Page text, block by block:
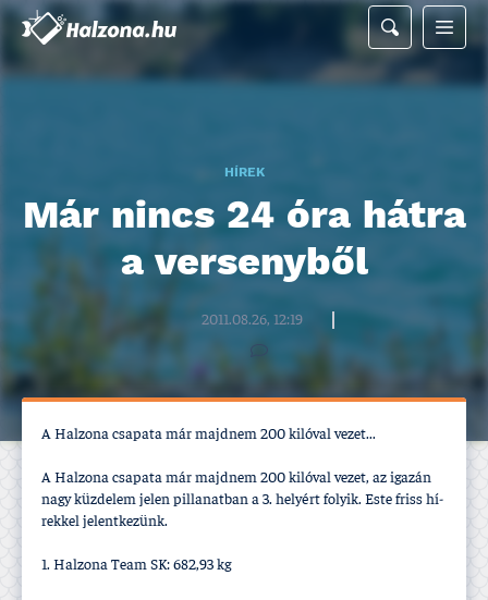
HÍREK
Már nincs 24 óra hátra
a versenyből
2011.08.26, 12:19
A Halzona csapata már majdnem 200 kilóval vezet...
A Halzona csapata már majdnem 200 kilóval vezet, az igazán
nagy küzdelem jelen pillanatban a 3. helyért folyik. Este friss hí­
rekkel jelentkezünk.
1. Halzona Team SK: 682,93 kg